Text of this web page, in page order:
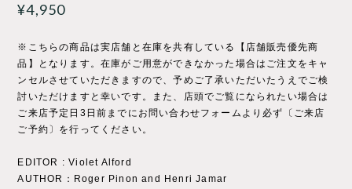
¥4,950
※こちらの商品は実店舗と在庫を共有している【店舗販売優先商
品】となります。在庫がご用意ができなかった場合はご注文をキャ
ンセルさせていただきますので、予めご了承いただいたうえでご検
討いただけますと幸いです。また、店頭でご覧になられたい場合は
ご来店予定日3日前までにお問い合わせフォームより必ず〔ご来店
ご予約〕を行ってください。
EDITOR : Violet Alford
AUTHOR：Roger Pinon and Henri Jamar